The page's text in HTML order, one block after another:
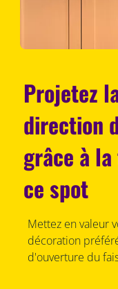
Projetez
direction
grâce à
ce spot
Mettez en valeur
décoration
d'ouverture du